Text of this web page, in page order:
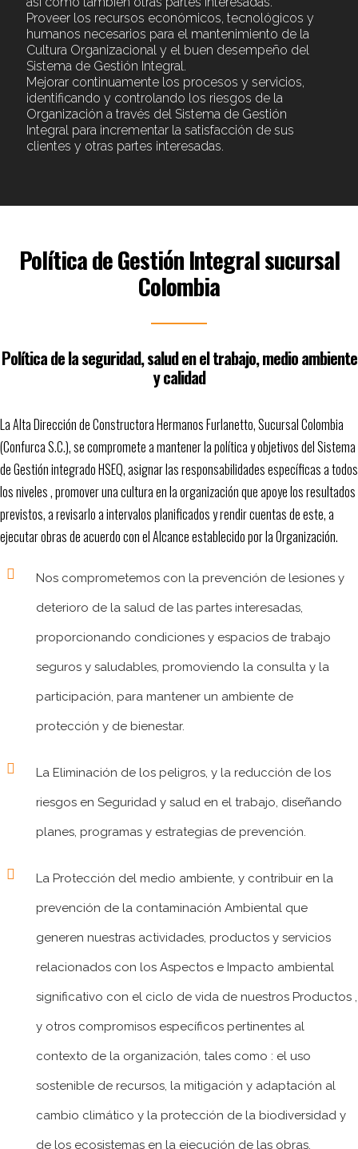
Proveer los recursos económicos, tecnológicos y
humanos necesarios para el mantenimiento de la
Cultura Organizacional y el buen desempeño del
Sistema de Gestión Integral.
Mejorar continuamente los procesos y servicios,
identificando y controlando los riesgos de la
Organización a través del Sistema de Gestión
Integral para incrementar la satisfacción de sus
clientes y otras partes interesadas.
Política de Gestión Integral sucursal
Colombia
Política de la seguridad, salud en el trabajo, medio ambiente
y calidad
La Alta Dirección de Constructora Hermanos Furlanetto, Sucursal Colombia
(Confurca S.C.), se compromete a mantener la política y objetivos del Sistema
de Gestión integrado HSEQ, asignar las responsabilidades específicas a todos
los niveles , promover una cultura en la organización que apoye los resultados
previstos, a revisarlo a intervalos planificados y rendir cuentas de este, a
ejecutar obras de acuerdo con el Alcance establecido por la Organización.
Nos comprometemos con la prevención de lesiones y
deterioro de la salud de las partes interesadas,
proporcionando condiciones y espacios de trabajo
seguros y saludables, promoviendo la consulta y la
participación, para mantener un ambiente de
protección y de bienestar.
La Eliminación de los peligros, y la reducción de los
riesgos en Seguridad y salud en el trabajo, diseñando
planes, programas y estrategias de prevención.
La Protección del medio ambiente, y contribuir en la
prevención de la contaminación Ambiental que
generen nuestras actividades, productos y servicios
relacionados con los Aspectos e Impacto ambiental
significativo con el ciclo de vida de nuestros Productos ,
y otros compromisos específicos pertinentes al
contexto de la organización, tales como : el uso
sostenible de recursos, la mitigación y adaptación al
cambio climático y la protección de la biodiversidad y
de los ecosistemas en la ejecución de las obras.